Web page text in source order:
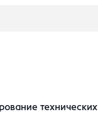
технических